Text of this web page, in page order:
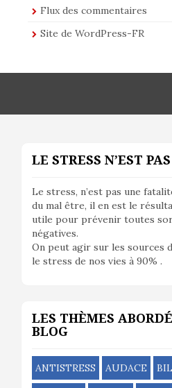
Flux des commentaires
Site de WordPress-FR
LE STRESS N’EST
Le stress, n’est pas une
du mal être, il en est le
utile pour prévenir toutes
négatives.
On peut agir sur les sources
le stress de nos vies à 90% .
LES THÈMES
BLOG
ANTISTRESS AUDACE